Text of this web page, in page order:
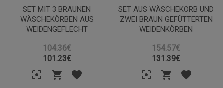
SET MIT 3 BRAUNEN
WÄSCHEKÖRBEN AUS
WEIDENGEFLECHT
104.36€
101.23€
SET AUS WÄSCHEKORB UND
ZWEI BRAUN GEFÜTTERTEN
WEIDENKÖRBEN
154.57€
131.39€